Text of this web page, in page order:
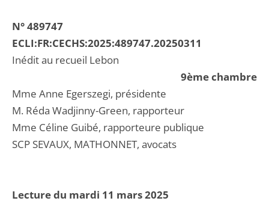
N° 489747
ECLI:FR:CECHS:2025:489747.20250311
Inédit au recueil Lebon
9ème chambre
Mme Anne Egerszegi, présidente
M. Réda Wadjinny-Green, rapporteur
Mme Céline Guibé, rapporteure publique
SCP SEVAUX, MATHONNET, avocats
Lecture du mardi 11 mars 2025